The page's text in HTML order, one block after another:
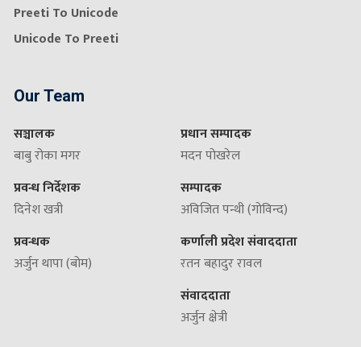
Preeti To Unicode
Unicode To Preeti
Our Team
सञ्चालक
बाबु रोका मगर
प्रवन्ध निर्देशक
दिनेश खत्री
प्रवन्धक
अर्जुन थापा (बोम)
प्रधान सम्पादक
मदन पोखरेल
सम्पादक
अविजित पन्थी (गोविन्द)
कर्णाली प्रदेश संवाददाता
रतन बहादुर रावल
संवाददाता
अर्जुन क्षेत्री